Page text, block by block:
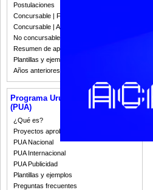
Postulaciones
Concursable | Fallos 2023
Concursable | Actas y Resoluciones
No concursable | Actas y Resoluciones
Resumen de apoyos 2008-2022
Plantillas y ejemplos
Años anteriores
Programa Uruguay Audiovisual
(PUA)
¿Qué es?
Proyectos aprobados
PUA Nacional
PUA Internacional
PUA Publicidad
Plantillas y ejemplos
Preguntas frecuentes